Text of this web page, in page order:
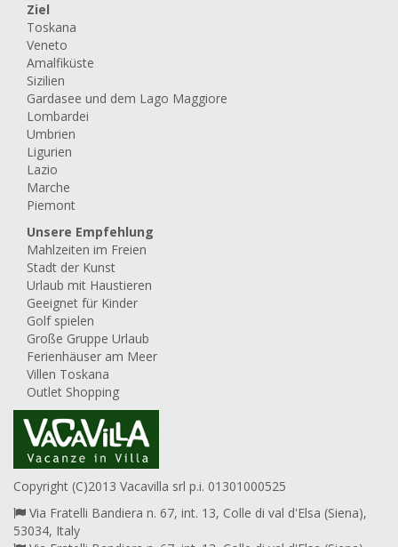
Ziel
Toskana
Veneto
Amalfiküste
Sizilien
Gardasee und dem Lago Maggiore
Lombardei
Umbrien
Ligurien
Lazio
Marche
Piemont
Unsere Empfehlung
Mahlzeiten im Freien
Stadt der Kunst
Urlaub mit Haustieren
Geeignet für Kinder
Golf spielen
Große Gruppe Urlaub
Ferienhäuser am Meer
Villen Toskana
Outlet Shopping
Copyright (C)2013 Vacavilla srl p.i. 01301000525
Via Fratelli Bandiera n. 67, int. 13, Colle di val d'Elsa (Siena),
53034, Italy